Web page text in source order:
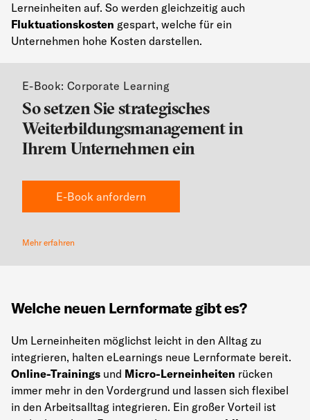
Lerneinheiten auf. So werden gleichzeitig auch
Fluktuationskosten gespart, welche für ein
Unternehmen hohe Kosten darstellen.
E-Book: Corporate Learning
So setzen Sie strategisches
Weiterbildungsmanagement in
Ihrem Unternehmen ein
E-Book anfordern
Mehr erfahren
Welche neuen Lernformate gibt es?
Um Lerneinheiten möglichst leicht in den Alltag zu
integrieren, halten eLearnings neue Lernformate bereit.
Online-Trainings und Micro-Lerneinheiten rücken
immer mehr in den Vordergrund und lassen sich flexibel
in den Arbeitsalltag integrieren. Ein großer Vorteil ist